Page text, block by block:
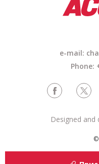
e-mail:
Phone:
©
Designed and